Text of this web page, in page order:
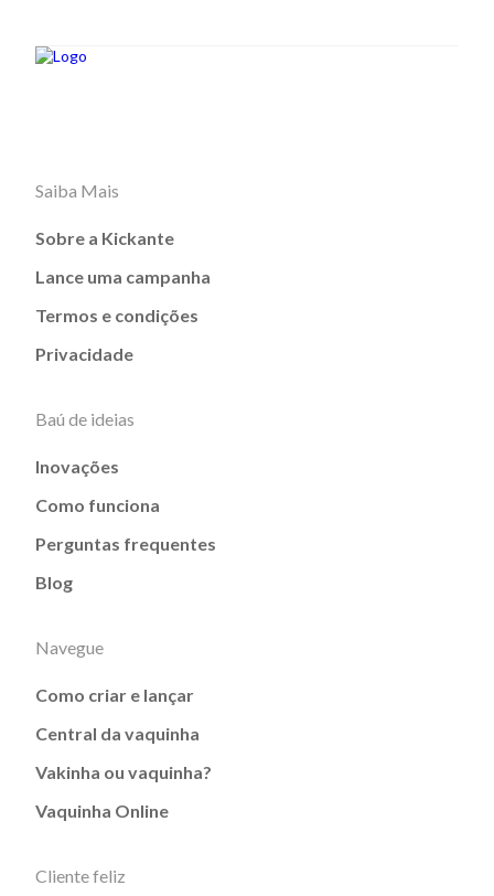
Saiba Mais
Sobre a Kickante
Lance uma campanha
Termos e condições
Privacidade
Baú de ideias
Inovações
Como funciona
Perguntas frequentes
Blog
Navegue
Como criar e lançar
Central da vaquinha
Vakinha ou vaquinha?
Vaquinha Online
Cliente feliz